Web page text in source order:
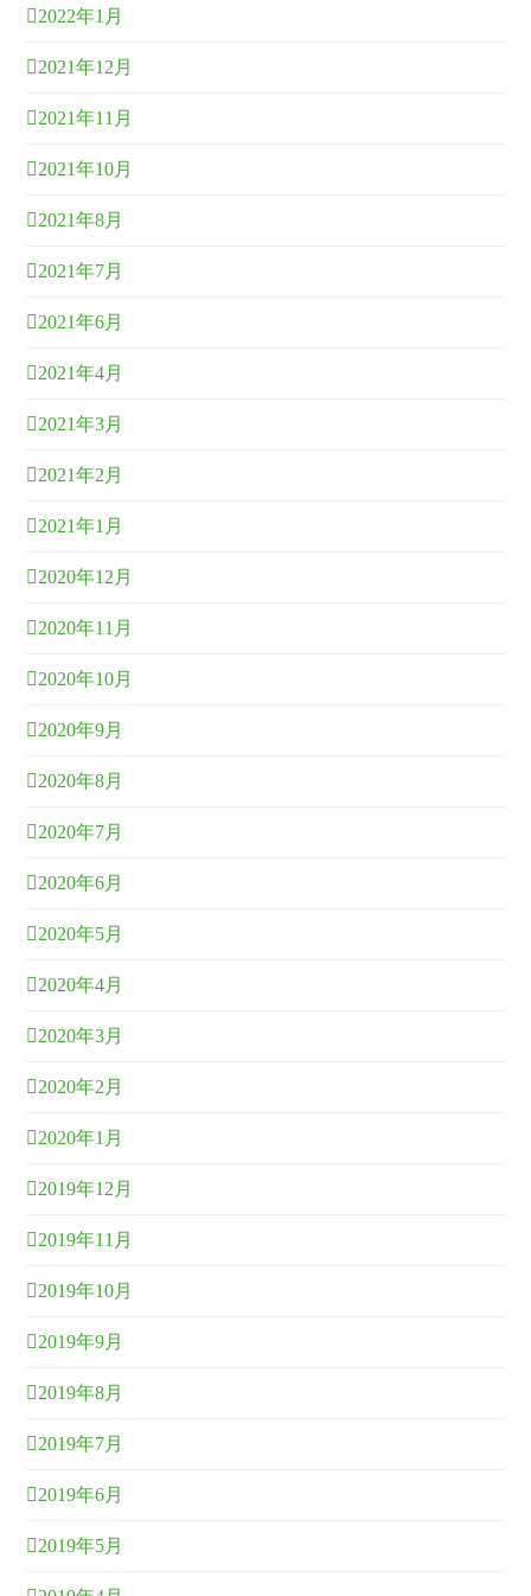
2022年1月
2021年12月
2021年11月
2021年10月
2021年8月
2021年7月
2021年6月
2021年4月
2021年3月
2021年2月
2021年1月
2020年12月
2020年11月
2020年10月
2020年9月
2020年8月
2020年7月
2020年6月
2020年5月
2020年4月
2020年3月
2020年2月
2020年1月
2019年12月
2019年11月
2019年10月
2019年9月
2019年8月
2019年7月
2019年6月
2019年5月